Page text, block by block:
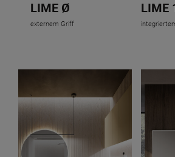
LIME Ø
externem Griff
LIME